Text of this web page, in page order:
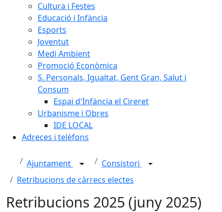
Cultura i Festes
Educació i Infància
Esports
Joventut
Medi Ambient
Promoció Econòmica
S. Personals, Igualtat, Gent Gran, Salut i
Consum
Espai d'Infància el Cireret
Urbanisme i Obres
IDE LOCAL
Adreces i telèfons
Ajuntament
Consistori
Retribucions de càrrecs electes
Retribucions 2025 (juny 2025)